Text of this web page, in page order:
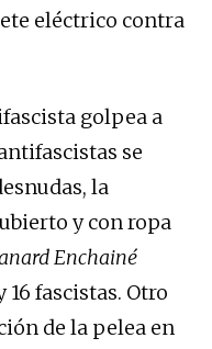
eléctrico contra
golpea a
se
la
y con ropa
Enchainé
fascistas. Otro
de la pelea en